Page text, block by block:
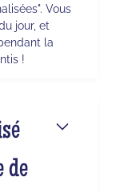
Vous
jour, et
la
!
de